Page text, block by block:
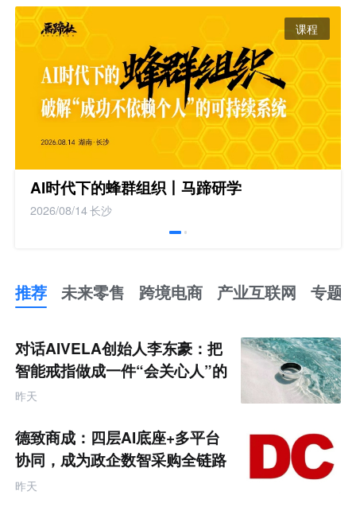
课程
AI时代下的蜂群组织丨马蹄研学
2026/08/14长沙
推荐 未来零售 跨境电商 产业互联网 专题
来
零
售
跨
境
商
产
业
互
联
网
对话AIVELA创始人李东豪：把
智能戒指做成一件“会关心人”的
饰品
昨天
德致商成：四层AI底座+多平台
协同，成为政企数智采购全链路
服务商
昨天